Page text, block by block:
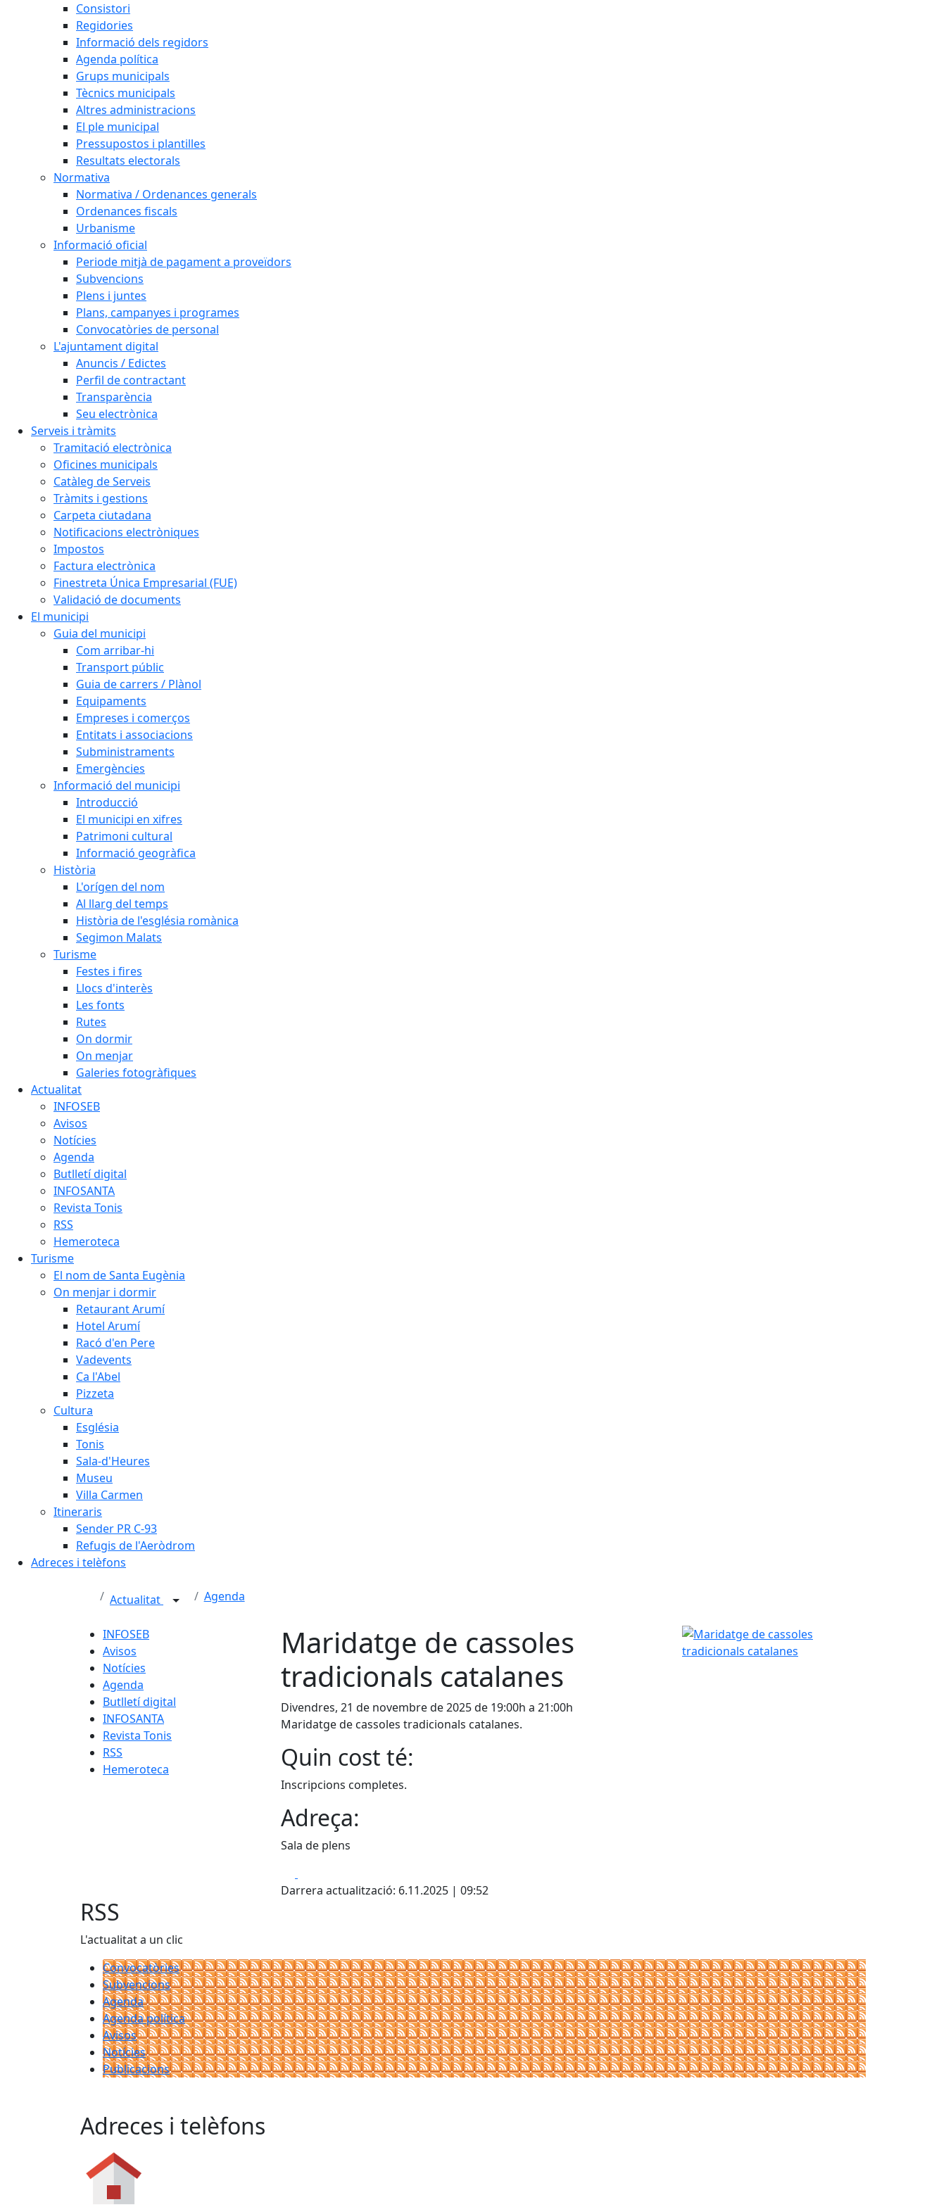
Consistori
Regidories
Informació dels regidors
Agenda política
Grups municipals
Tècnics municipals
Altres administracions
El ple municipal
Pressupostos i plantilles
Resultats electorals
Normativa
Normativa / Ordenances generals
Ordenances fiscals
Urbanisme
Informació oficial
Periode mitjà de pagament a proveïdors
Subvencions
Plens i juntes
Plans, campanyes i programes
Convocatòries de personal
L'ajuntament digital
Anuncis / Edictes
Perfil de contractant
Transparència
Seu electrònica
Serveis i tràmits
Tramitació electrònica
Oficines municipals
Catàleg de Serveis
Tràmits i gestions
Carpeta ciutadana
Notificacions electròniques
Impostos
Factura electrònica
Finestreta Única Empresarial (FUE)
Validació de documents
El municipi
Guia del municipi
Com arribar-hi
Transport públic
Guia de carrers / Plànol
Equipaments
Empreses i comerços
Entitats i associacions
Subministraments
Emergències
Informació del municipi
Introducció
El municipi en xifres
Patrimoni cultural
Informació geogràfica
Història
L'orígen del nom
Al llarg del temps
Història de l'església romànica
Segimon Malats
Turisme
Festes i fires
Llocs d'interès
Les fonts
Rutes
On dormir
On menjar
Galeries fotogràfiques
Actualitat
INFOSEB
Avisos
Notícies
Agenda
Butlletí digital
INFOSANTA
Revista Tonis
RSS
Hemeroteca
Turisme
El nom de Santa Eugènia
On menjar i dormir
Retaurant Arumí
Hotel Arumí
Racó d'en Pere
Vadevents
Ca l'Abel
Pizzeta
Cultura
Església
Tonis
Sala-d'Heures
Museu
Villa Carmen
Itineraris
Sender PR C-93
Refugis de l'Aeròdrom
Adreces i telèfons
Actualitat Agenda
INFOSEB
Avisos
Notícies
Agenda
Butlletí digital
INFOSANTA
Revista Tonis
RSS
Hemeroteca
Maridatge de cassoles
tradicionals catalanes
Divendres, 21 de novembre de 2025 de 19:00h a 21:00h
Maridatge de cassoles tradicionals catalanes.
Quin cost té:
Inscripcions completes.
Adreça:
Sala de plens
Darrera actualització: 6.11.2025 | 09:52
Maridatge de cassoles tradicionals catalanes
RSS
L'actualitat a un clic
Convocatòries
Subvencions
Agenda
Agenda política
Avisos
Notícies
Publicacions
Adreces i telèfons